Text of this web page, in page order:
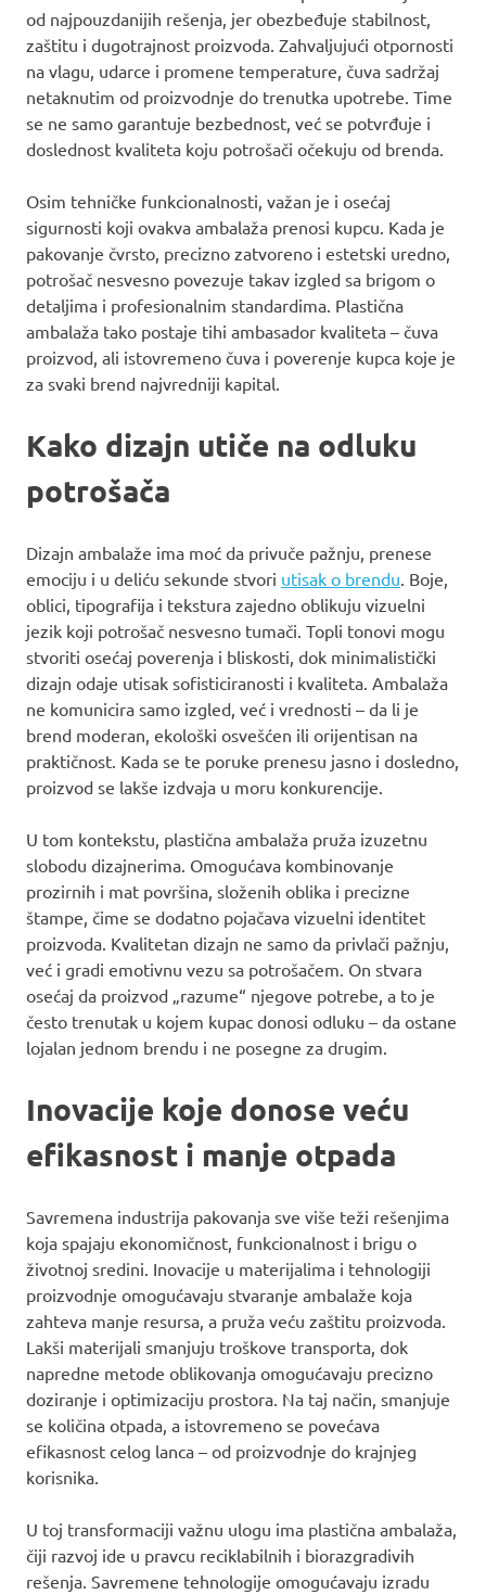
od najpouzdanijih rešenja, jer obezbeđuje stabilnost,
zaštitu i dugotrajnost proizvoda. Zahvaljujući otpornosti
na vlagu, udarce i promene temperature, čuva sadržaj
netaknutim od proizvodnje do trenutka upotrebe. Time
se ne samo garantuje bezbednost, već se potvrđuje i
doslednost kvaliteta koju potrošači očekuju od brenda.
Osim tehničke funkcionalnosti, važan je i osećaj
sigurnosti koji ovakva ambalaža prenosi kupcu. Kada je
pakovanje čvrsto, precizno zatvoreno i estetski uredno,
potrošač nesvesno povezuje takav izgled sa brigom o
detaljima i profesionalnim standardima. Plastična
ambalaža tako postaje tihi ambasador kvaliteta – čuva
proizvod, ali istovremeno čuva i poverenje kupca koje je
za svaki brend najvredniji kapital.
Kako dizajn utiče na odluku
potrošača
Dizajn ambalaže ima moć da privuče pažnju, prenese
emociju i u deliću sekunde stvori utisak o brendu . Boje,
oblici, tipografija i tekstura zajedno oblikuju vizuelni
jezik koji potrošač nesvesno tumači. Topli tonovi mogu
stvoriti osećaj poverenja i bliskosti, dok minimalistički
dizajn odaje utisak sofisticiranosti i kvaliteta. Ambalaža
ne komunicira samo izgled, već i vrednosti – da li je
brend moderan, ekološki osvešćen ili orijentisan na
praktičnost. Kada se te poruke prenesu jasno i dosledno,
proizvod se lakše izdvaja u moru konkurencije.
U tom kontekstu, plastična ambalaža pruža izuzetnu
slobodu dizajnerima. Omogućava kombinovanje
prozirnih i mat površina, složenih oblika i precizne
štampe, čime se dodatno pojačava vizuelni identitet
proizvoda. Kvalitetan dizajn ne samo da privlači pažnju,
već i gradi emotivnu vezu sa potrošačem. On stvara
osećaj da proizvod „razume“ njegove potrebe, a to je
često trenutak u kojem kupac donosi odluku – da ostane
lojalan jednom brendu i ne posegne za drugim.
Inovacije koje donose veću
efikasnost i manje otpada
Savremena industrija pakovanja sve više teži rešenjima
koja spajaju ekonomičnost, funkcionalnost i brigu o
životnoj sredini. Inovacije u materijalima i tehnologiji
proizvodnje omogućavaju stvaranje ambalaže koja
zahteva manje resursa, a pruža veću zaštitu proizvoda.
Lakši materijali smanjuju troškove transporta, dok
napredne metode oblikovanja omogućavaju precizno
doziranje i optimizaciju prostora. Na taj način, smanjuje
se količina otpada, a istovremeno se povećava
efikasnost celog lanca – od proizvodnje do krajnjeg
korisnika.
U toj transformaciji važnu ulogu ima plastična ambalaža,
čiji razvoj ide u pravcu reciklabilnih i biorazgradivih
rešenja. Savremene tehnologije omogućavaju izradu